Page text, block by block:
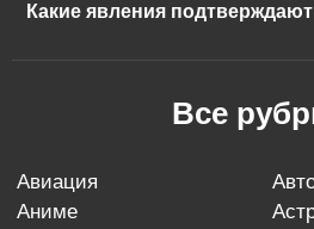
Какие явления
Все
авиация
аниме